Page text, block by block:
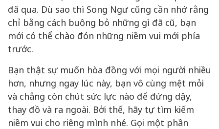
đã qua. Dù sao thì Song Ngư cũng cần nhớ rằng
chỉ bằng cách buông bỏ những gì đã cũ, bạn
mới có thể chào đón những niềm vui mới phía
trước.
Bạn thật sự muốn hòa đồng với mọi người nhiều
hơn, nhưng ngay lúc này, bạn vô cùng mệt mỏi
và chẳng còn chút sức lực nào để đứng dậy,
thay đồ và ra ngoài. Bởi thế, hãy tự tìm kiếm
niềm vui cho riêng mình nhé. Gọi một phần